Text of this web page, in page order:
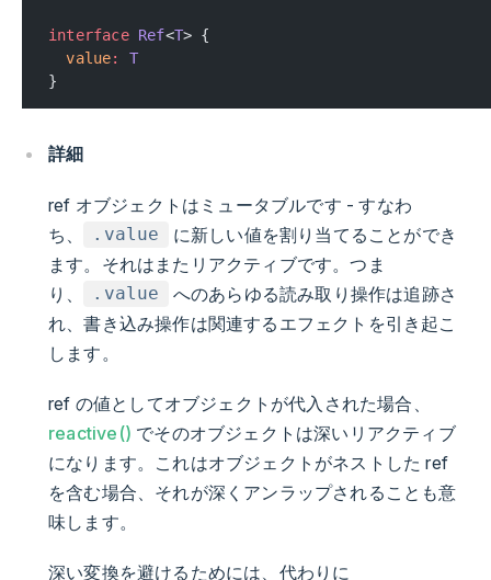
interface Ref<T> {
  value
:
T
}
詳細
ref オブジェクトはミュータブルです - すなわ
ち、
.value
に新しい値を割り当てることができ
ます。それはまたリアクティブです。つま
り、
.value
へのあらゆる読み取り操作は追跡さ
れ、書き込み操作は関連するエフェクトを引き起こ
します。
ref の値としてオブジェクトが代入された場合、
reactive() でそのオブジェクトは深いリアクティブ
になります。これはオブジェクトがネストした ref
を含む場合、それが深くアンラップされることも意
味します。
深い変換を避けるためには、代わりに